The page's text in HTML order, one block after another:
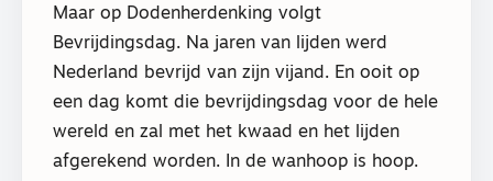
Maar op Dodenherdenking volgt
Bevrijdingsdag. Na jaren van lijden werd
Nederland bevrijd van zijn vijand. En ooit op
een dag komt die bevrijdingsdag voor de hele
wereld en zal met het kwaad en het lijden
afgerekend worden. In de wanhoop is hoop.